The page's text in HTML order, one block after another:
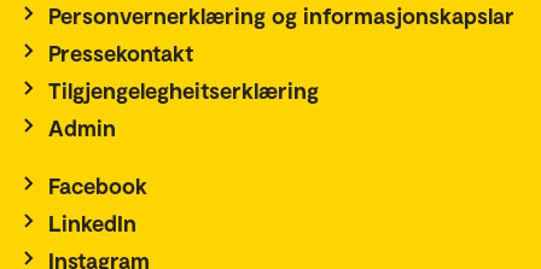
Personvernerklæring og informasjonskapslar
Pressekontakt
Tilgjengelegheitserklæring
Admin
Facebook
LinkedIn
Instagram